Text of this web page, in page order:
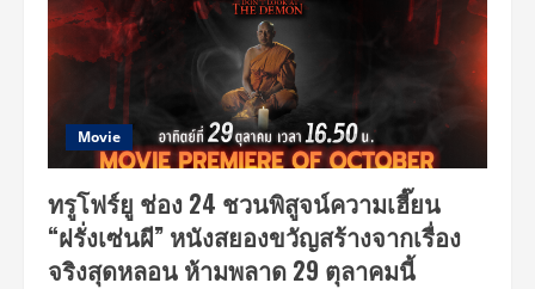
Movie
ทรูโฟร์ยู ช่อง 24 ชวนพิสูจน์ความเฮี๊ยน
“ฝรั่งเซ่นผี” หนังสยองขวัญสร้างจากเรื่อง
จริงสุดหลอน ห้ามพลาด 29 ตุลาคมนี้